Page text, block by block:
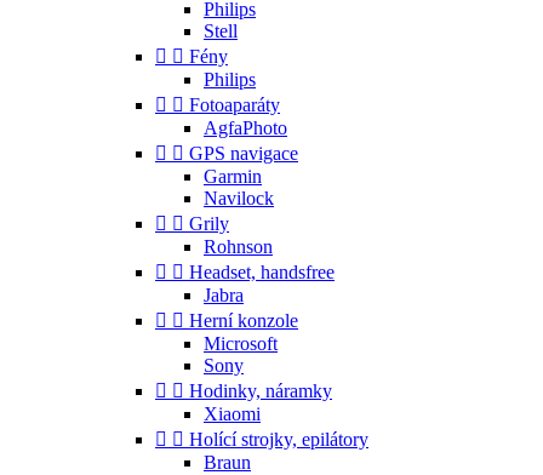
Philips
Stell
  Fény
Philips
  Fotoaparáty
AgfaPhoto
  GPS navigace
Garmin
Navilock
  Grily
Rohnson
  Headset, handsfree
Jabra
  Herní konzole
Microsoft
Sony
  Hodinky, náramky
Xiaomi
  Holící strojky, epilátory
Braun